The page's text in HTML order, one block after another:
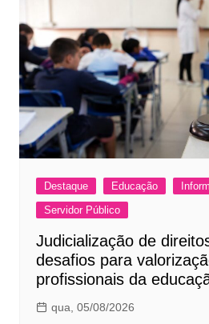
Destaque Educação
Servidor Público
Judicialização de
desafios para
profissionais da
qua, 05/08/2026